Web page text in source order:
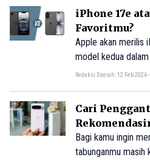
iPhone 17e
Favoritmu?
Apple akan merilis
model kedua
Apple. Lalu,
Redaksi Daerah 12 Feb 2026
Cari
Bagi kamu ingin
tabunganmu masih